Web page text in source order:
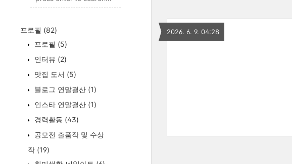
프로필 (82)
프로필 (5)
인터뷰 (2)
맛집 도서 (5)
블로그 연말결산 (1)
인스타 연말결산 (1)
경력활동 (43)
공모전 출품작 및 수상
작 (19)
2026. 6. 9. 04:28